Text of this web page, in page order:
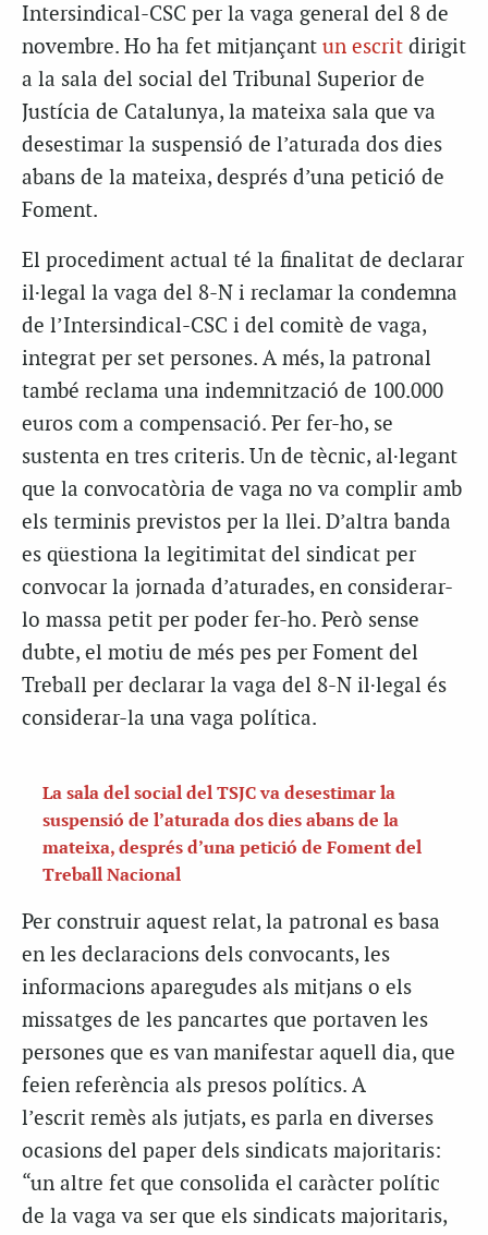
Intersindical-CSC per la vaga general del 8 de
novembre. Ho ha fet mitjançant un escrit dirigit
a la sala del social del Tribunal Superior de
Justícia de Catalunya, la mateixa sala que va
desestimar la suspensió de l’aturada dos dies
abans de la mateixa, després d’una petició de
Foment.
El procediment actual té la finalitat de declarar
il·legal la vaga del 8-N i reclamar la condemna
de l’Intersindical-CSC i del comitè de vaga,
integrat per set persones. A més, la patronal
també reclama una indemnització de 100.000
euros com a compensació. Per fer-ho, se
sustenta en tres criteris. Un de tècnic, al·legant
que la convocatòria de vaga no va complir amb
els terminis previstos per la llei. D’altra banda
es qüestiona la legitimitat del sindicat per
convocar la jornada d’aturades, en considerar-
lo massa petit per poder fer-ho. Però sense
dubte, el motiu de més pes per Foment del
Treball per declarar la vaga del 8-N il·legal és
considerar-la una vaga política.
La sala del social del TSJC va desestimar la
suspensió de l’aturada dos dies abans de la
mateixa, després d’una petició de Foment del
Treball Nacional
Per construir aquest relat, la patronal es basa
en les declaracions dels convocants, les
informacions aparegudes als mitjans o els
missatges de les pancartes que portaven les
persones que es van manifestar aquell dia, que
feien referència als presos polítics. A
l’escrit remès als jutjats, es parla en diverses
ocasions del paper dels sindicats majoritaris:
“un altre fet que consolida el caràcter polític
de la vaga va ser que els sindicats majoritaris,